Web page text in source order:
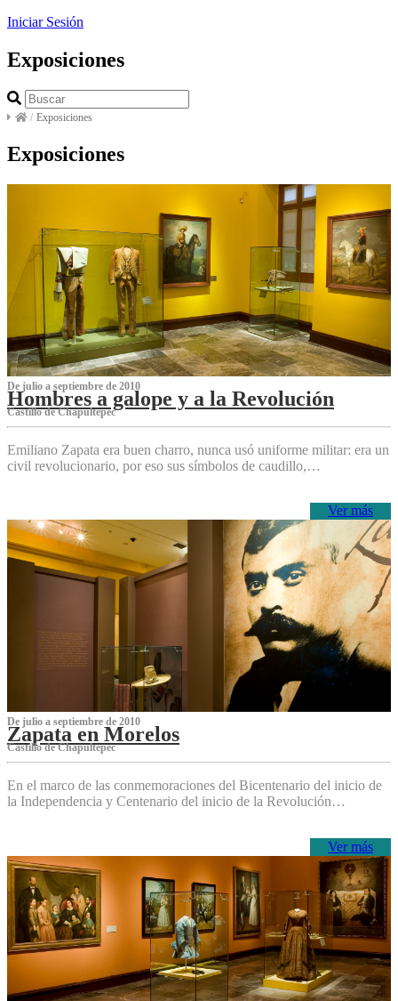
Iniciar Sesión
Exposiciones
/ Exposiciones
Exposiciones
De julio a septiembre de 2010
Hombres a galope y a la Revolución
Castillo de Chapultepec
Emiliano Zapata era buen charro, nunca usó uniforme militar: era un
civil revolucionario, por eso sus símbolos de caudillo,…
Ver más
De julio a septiembre de 2010
Zapata en Morelos
Castillo de Chapultepec
En el marco de las conmemoraciones del Bicentenario del inicio de
la Independencia y Centenario del inicio de la Revolución…
Ver más